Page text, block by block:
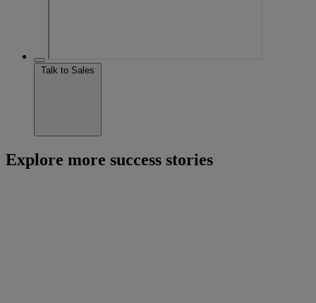
Talk to Sales
Explore more success stories